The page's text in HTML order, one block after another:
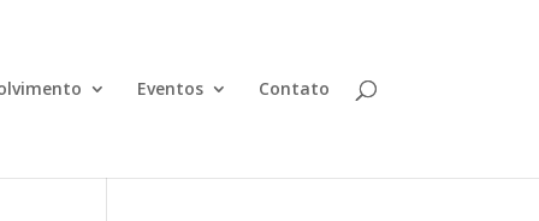
Eventos Contato